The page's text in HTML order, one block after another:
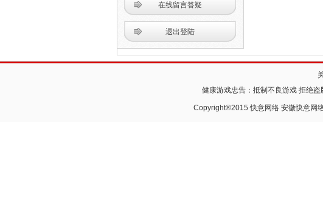
在线留言答疑
退出登陆
健康游戏忠告：抵制不良游戏 拒绝
Copyright®2015 快意网络 安徽快意网